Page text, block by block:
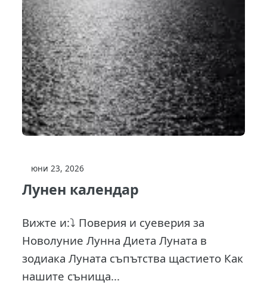
юни 23, 2026
Лунен календар
Вижте и:⤵️ Поверия и суеверия за
Новолуние Лунна Диета Луната в
зодиака Луната съпътства щастието Как
нашите сънища...